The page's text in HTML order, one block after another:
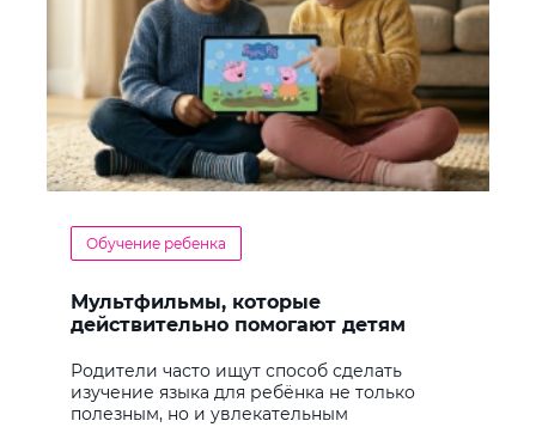
Обучение ребенка
Мультфильмы, которые
действительно помогают детям
Родители часто ищут способ сделать
изучение языка для ребёнка не только
полезным, но и увлекательным